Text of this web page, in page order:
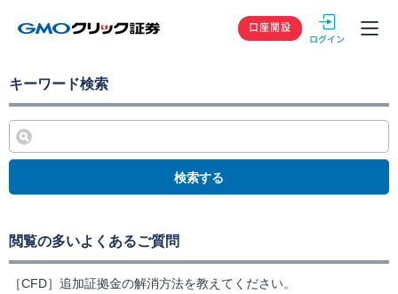
GMOクリック
口座開設
キーワード検索
検索する
閲覧の多いよくあるご質問
［CFD］追加証拠金の解消方法を教えてください。